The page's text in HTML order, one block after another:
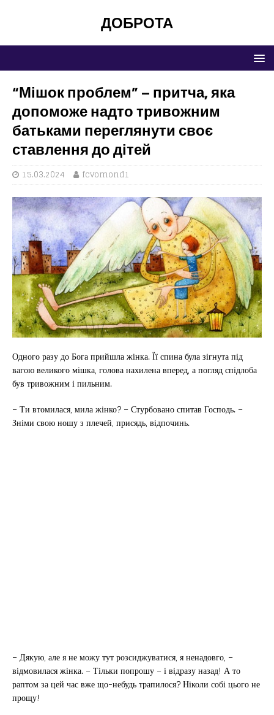
ДОБРОТА
“Мішок проблем” – притча, яка
допоможе надто тривожним
батьками переглянути своє
ставлення до дітей
15.03.2024 fcvomond1
Одного разу до Бога прийшла жінка. Її спина була зігнута під
вагою великого мішка, голова нахилена вперед, а погляд спідлоба
був тривожним і пильним.
– Ти втомилася, мила жінко? – Стурбовано спитав Господь. –
Зніми свою ношу з плечей, присядь, відпочинь.
– Дякую, але я не можу тут розсиджуватися, я ненадовго, –
відмовилася жінка. – Тільки попрошу – і відразу назад! А то
раптом за цей час вже що-небудь трапилося? Ніколи собі цього не
прощу!